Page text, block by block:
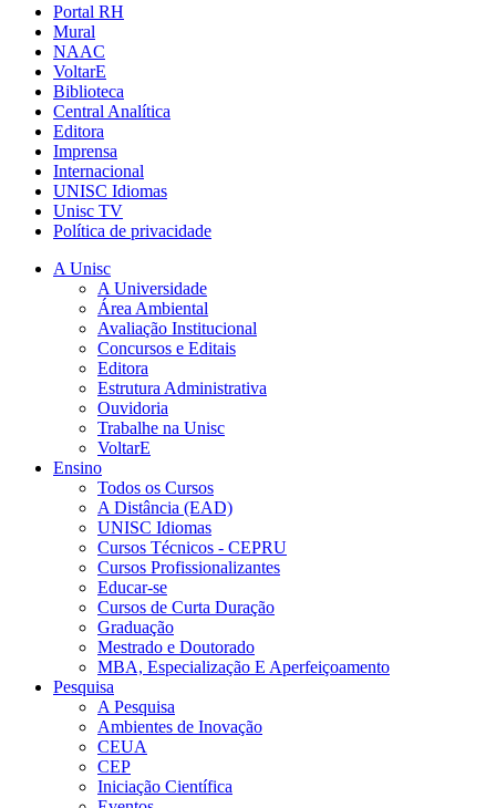
Portal RH
Mural
NAAC
VoltarE
Biblioteca
Central Analítica
Editora
Imprensa
Internacional
UNISC Idiomas
Unisc TV
Política de privacidade
A Unisc
A Universidade
Área Ambiental
Avaliação Institucional
Concursos e Editais
Editora
Estrutura Administrativa
Ouvidoria
Trabalhe na Unisc
VoltarE
Ensino
Todos os Cursos
A Distância (EAD)
UNISC Idiomas
Cursos Técnicos - CEPRU
Cursos Profissionalizantes
Educar-se
Cursos de Curta Duração
Graduação
Mestrado e Doutorado
MBA, Especialização E Aperfeiçoamento
Pesquisa
A Pesquisa
Ambientes de Inovação
CEUA
CEP
Iniciação Científica